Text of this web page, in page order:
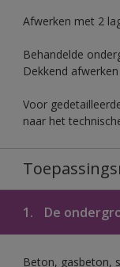
Afwerken met 2
Behandelde
Dekkend
Voor
naar het
1. De
Beton, gasbeton,